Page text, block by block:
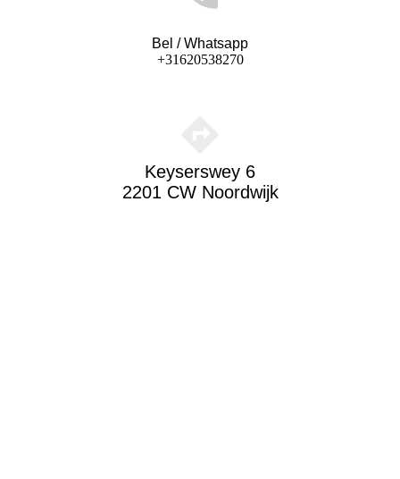
Bel / Whatsapp
+31620538270
Keyserswey 6
2201 CW Noordwijk